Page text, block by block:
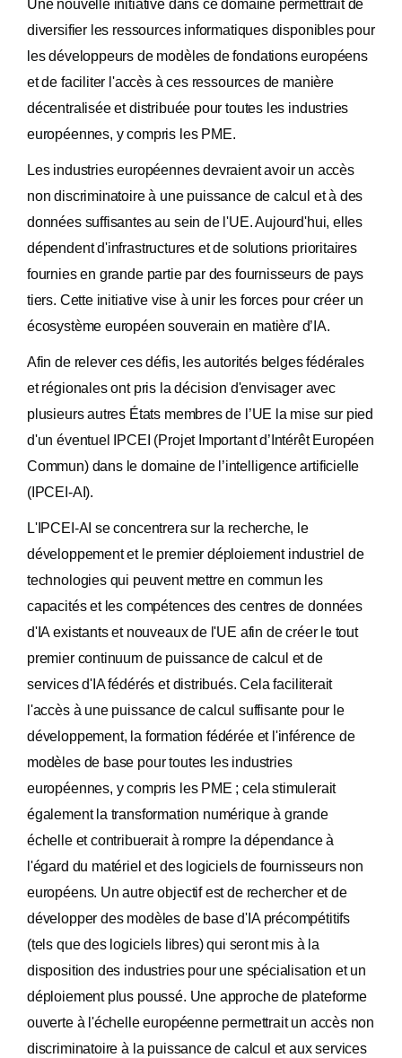
Une nouvelle initiative dans ce domaine permettrait de
diversifier les ressources informatiques disponibles pour
les développeurs de modèles de fondations européens
et de faciliter l'accès à ces ressources de manière
décentralisée et distribuée pour toutes les industries
européennes, y compris les PME.
Les industries européennes devraient avoir un accès
non discriminatoire à une puissance de calcul et à des
données suffisantes au sein de l'UE. Aujourd'hui, elles
dépendent d'infrastructures et de solutions prioritaires
fournies en grande partie par des fournisseurs de pays
tiers. Cette initiative vise à unir les forces pour créer un
écosystème européen souverain en matière d’IA.
Afin de relever ces défis, les autorités belges fédérales
et régionales ont pris la décision d'envisager avec
plusieurs autres États membres de l’UE la mise sur pied
d'un éventuel IPCEI (Projet Important d’Intérêt Européen
Commun) dans le domaine de l’intelligence artificielle
(IPCEI-AI).
L'IPCEI-AI se concentrera sur la recherche, le
développement et le premier déploiement industriel de
technologies qui peuvent mettre en commun les
capacités et les compétences des centres de données
d'IA existants et nouveaux de l'UE afin de créer le tout
premier continuum de puissance de calcul et de
services d'IA fédérés et distribués. Cela faciliterait
l'accès à une puissance de calcul suffisante pour le
développement, la formation fédérée et l'inférence de
modèles de base pour toutes les industries
européennes, y compris les PME ; cela stimulerait
également la transformation numérique à grande
échelle et contribuerait à rompre la dépendance à
l'égard du matériel et des logiciels de fournisseurs non
européens. Un autre objectif est de rechercher et de
développer des modèles de base d'IA précompétitifs
(tels que des logiciels libres) qui seront mis à la
disposition des industries pour une spécialisation et un
déploiement plus poussé. Une approche de plateforme
ouverte à l'échelle européenne permettrait un accès non
discriminatoire à la puissance de calcul et aux services